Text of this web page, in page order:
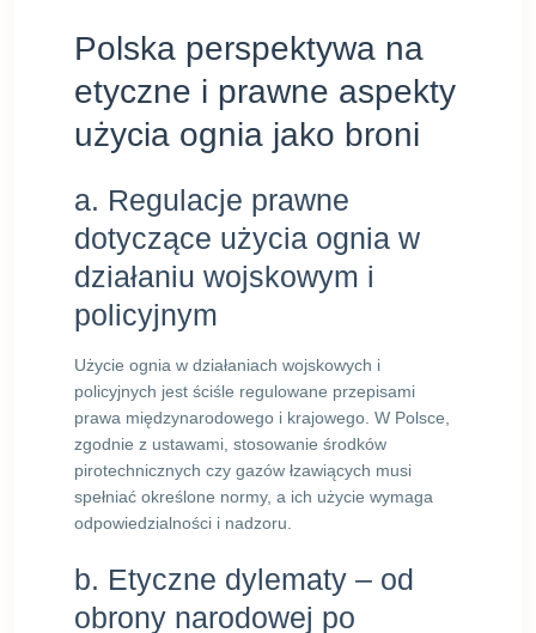
Polska perspektywa na
etyczne i prawne aspekty
użycia ognia jako broni
a. Regulacje prawne
dotyczące użycia ognia w
działaniu wojskowym i
policyjnym
Użycie ognia w działaniach wojskowych i
policyjnych jest ściśle regulowane przepisami
prawa międzynarodowego i krajowego. W Polsce,
zgodnie z ustawami, stosowanie środków
pirotechnicznych czy gazów łzawiących musi
spełniać określone normy, a ich użycie wymaga
odpowiedzialności i nadzoru.
b. Etyczne dylematy – od
obrony narodowej po